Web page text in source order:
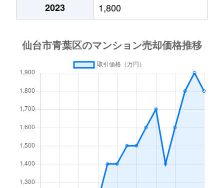
770万円
五橋
五橋
4,500万円
大町
霊屋下
4,400万円
大町西公園
霊屋下
大町西公園
1,000万円
大町西公園
霊屋下
1,400万円
2023
1,800